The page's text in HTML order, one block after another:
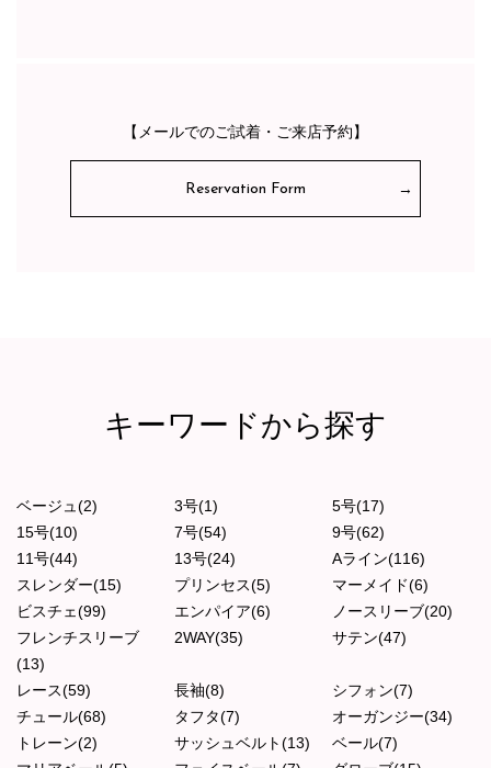
【メールでのご試着・ご来店予約】
Reservation Form
キーワードから探す
ベージュ(2) 3号(1)
5号(17)
15号(10)
7号(54)
9号(62)
11号(44)
13号(24)
Aライン(116)
スレンダー(15)
プリンセス(5)
マーメイド(6)
ビスチェ(99)
エンパイア(6)
ノースリーブ(20)
フレンチスリーブ
(13)
2WAY(35) サテン(47)
レース(59) 長袖(8)
シフォン(7)
チュール(68)
タフタ(7)
オーガンジー(34)
トレーン(2)
サッシュベルト(13)
ベール(7)